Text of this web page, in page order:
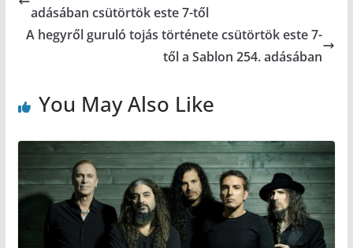
adásában csütörtök este 7-től
A hegyről guruló tojás története csütörtök este 7-
től a Sablon 254. adásában
You May Also Like